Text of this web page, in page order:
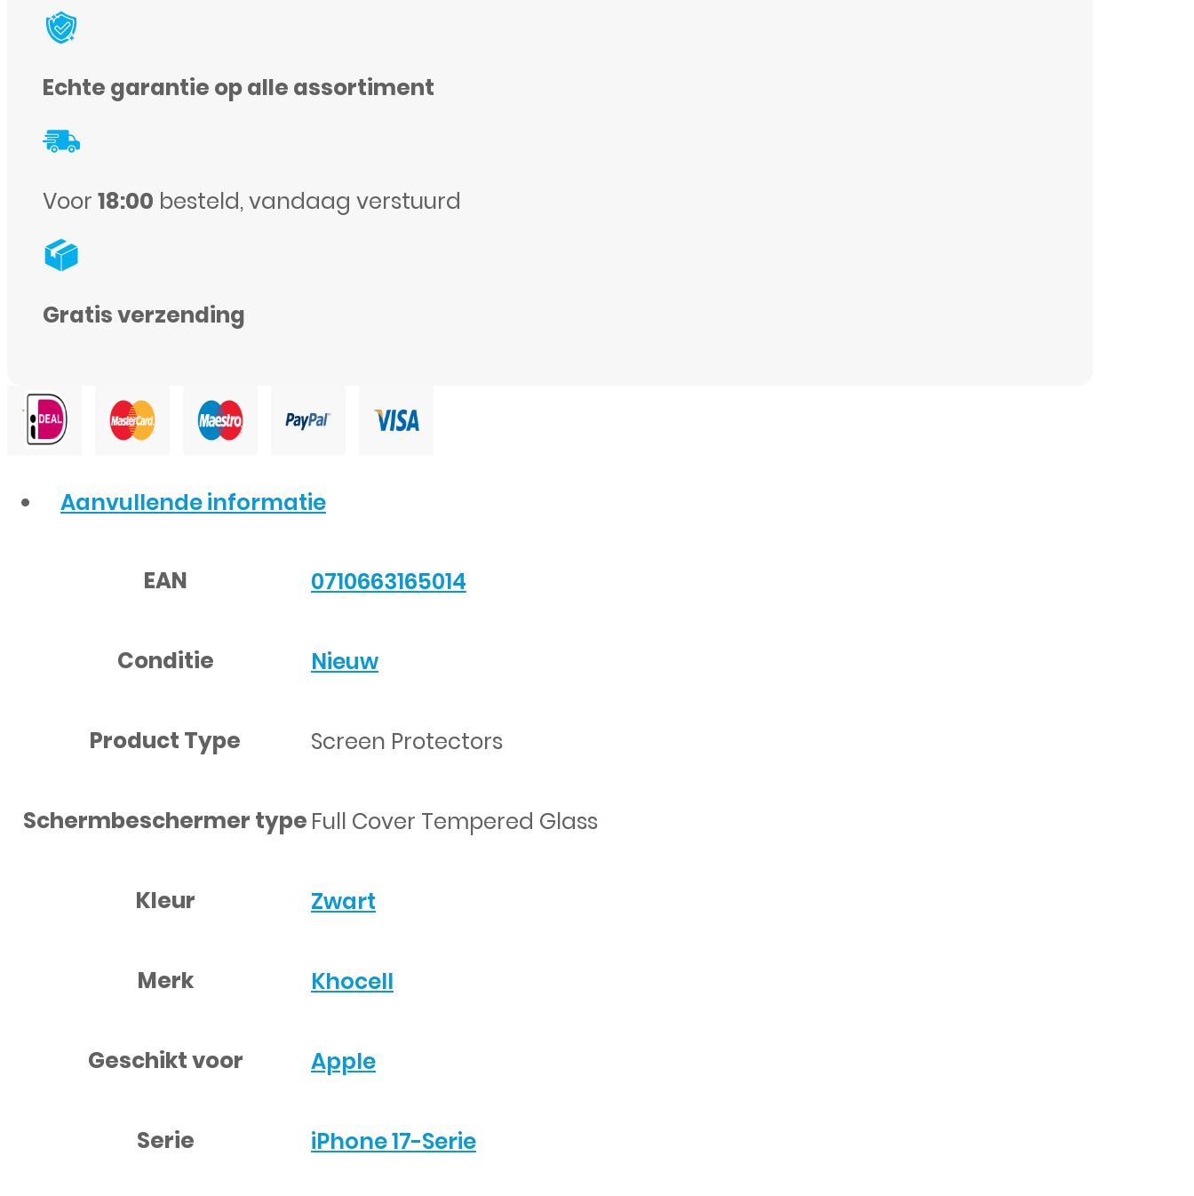
Cover
Screenprotector
Zwart
Echte garantie op alle assortiment
Voor 18:00 besteld, vandaag verstuurd
Gratis verzending
Aanvullende informatie
EAN 0710663165014
Conditie Nieuw
Product Type Screen Protectors
Schermbeschermer type Full Cover Tempered Glass
Kleur Zwart
Merk Khocell
Geschikt voor Apple
Serie iPhone 17-Serie